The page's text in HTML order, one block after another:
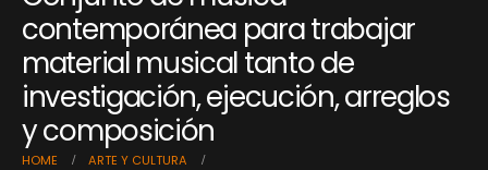
contemporánea para trabajar
material musical tanto de
investigación, ejecución, arreglos
y composición
HOME
ARTE Y CULTURA